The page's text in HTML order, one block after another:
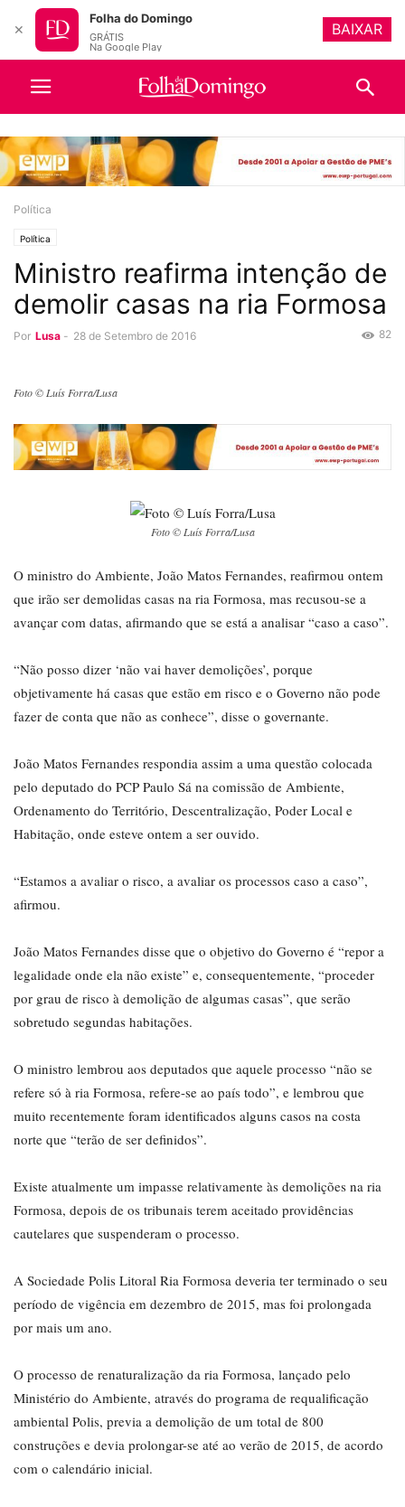
Política
Política
Ministro reafirma intenção de
demolir casas na ria Formosa
Por Lusa - 28 de Setembro de 2016 82
Foto © Luís Forra/Lusa
Foto © Luís Forra/Lusa
O ministro do Ambiente, João Matos Fernandes, reafirmou ontem
que irão ser demolidas casas na ria Formosa, mas recusou-se a
avançar com datas, afirmando que se está a analisar “caso a caso”.
“Não posso dizer ‘não vai haver demolições’, porque
objetivamente há casas que estão em risco e o Governo não pode
fazer de conta que não as conhece”, disse o governante.
João Matos Fernandes respondia assim a uma questão colocada
pelo deputado do PCP Paulo Sá na comissão de Ambiente,
Ordenamento do Território, Descentralização, Poder Local e
Habitação, onde esteve ontem a ser ouvido.
“Estamos a avaliar o risco, a avaliar os processos caso a caso”,
afirmou.
João Matos Fernandes disse que o objetivo do Governo é “repor a
legalidade onde ela não existe” e, consequentemente, “proceder
por grau de risco à demolição de algumas casas”, que serão
sobretudo segundas habitações.
O ministro lembrou aos deputados que aquele processo “não se
refere só à ria Formosa, refere-se ao país todo”, e lembrou que
muito recentemente foram identificados alguns casos na costa
norte que “terão de ser definidos”.
Existe atualmente um impasse relativamente às demolições na ria
Formosa, depois de os tribunais terem aceitado providências
cautelares que suspenderam o processo.
A Sociedade Polis Litoral Ria Formosa deveria ter terminado o seu
período de vigência em dezembro de 2015, mas foi prolongada
por mais um ano.
O processo de renaturalização da ria Formosa, lançado pelo
Ministério do Ambiente, através do programa de requalificação
ambiental Polis, previa a demolição de um total de 800
construções e devia prolongar-se até ao verão de 2015, de acordo
com o calendário inicial.
✕
Folha do Domingo
GRÁTIS
Na Google Play
BAIXAR